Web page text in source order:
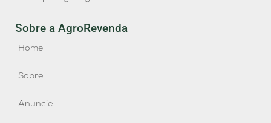
Sobre a AgroRevenda
Home
Sobre
Anuncie